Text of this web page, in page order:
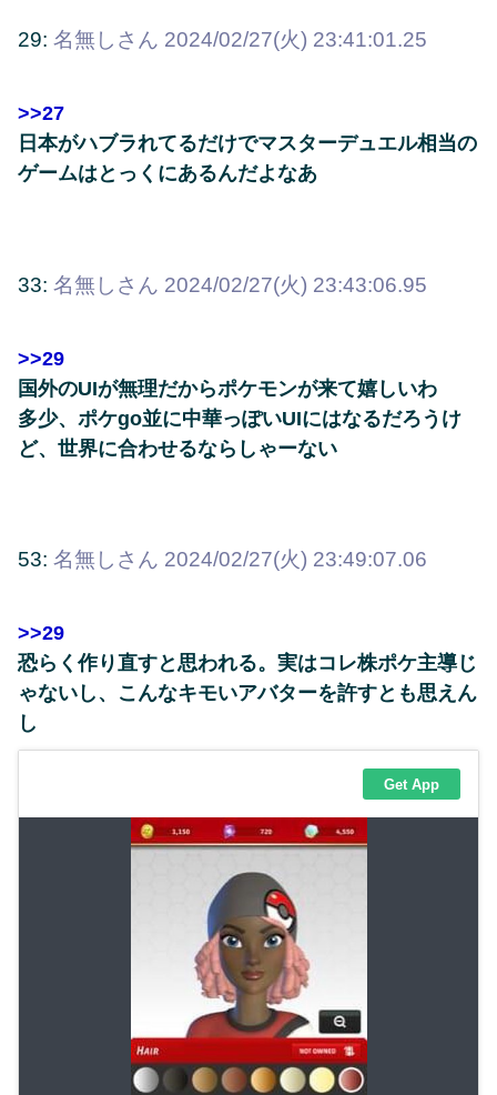
29: 名無しさん 2024/02/27(火) 23:41:01.25
>>27
日本がハブラれてるだけでマスターデュエル相当の
ゲームはとっくにあるんだよなあ
33: 名無しさん 2024/02/27(火) 23:43:06.95
>>29
国外のUIが無理だからポケモンが来て嬉しいわ
多少、ポケgo並に中華っぽいUIにはなるだろうけ
ど、世界に合わせるならしゃーない
53: 名無しさん 2024/02/27(火) 23:49:07.06
>>29
恐らく作り直すと思われる。実はコレ株ポケ主導じ
ゃないし、こんなキモいアバターを許すとも思えん
し